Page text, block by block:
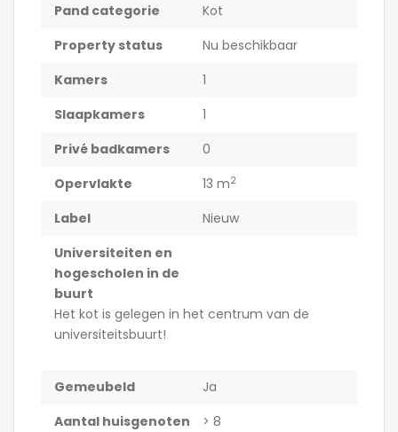
Pand categorie
Kot
Property status
Nu beschikbaar
Kamers
1
Slaapkamers
1
Privé badkamers
0
Opervlakte
13 m2
Label
Nieuw
Universiteiten en
hogescholen in de
buurt
Het kot is gelegen in het centrum van de
universiteitsbuurt!
Gemeubeld
Ja
Aantal huisgenoten
> 8